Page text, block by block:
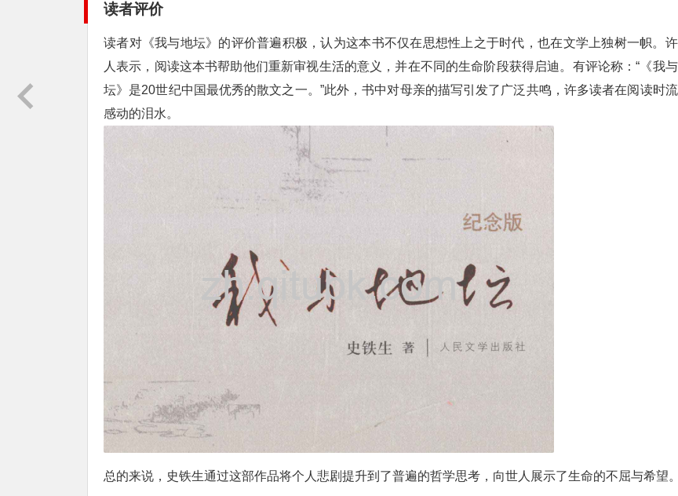
读者评价
读者对《我与地坛》的评价普遍积极，认为这本书不仅在思想性上之于时代，也在文学上独树一帜。
人表示，阅读这本书帮助他们重新审视生活的意义，并在不同的生命阶段获得启迪。有评论称：“《我
坛》是20世纪中国最优秀的散文之一。”此外，书中对母亲的描写引发了广泛共鸣，许多读者在阅读时
感动的泪水。
总的来说，史铁生通过这部作品将个人悲剧提升到了普遍的哲学思考，向世人展示了生命的不屈与希望。